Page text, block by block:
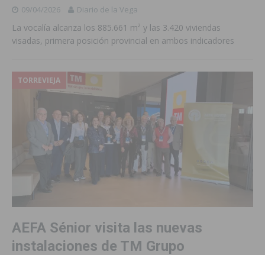
09/04/2026 Diario de la Vega
La vocalía alcanza los 885.661 m² y las 3.420 viviendas
visadas, primera posición provincial en ambos indicadores
TORREVIEJA
AEFA Sénior visita las nuevas
instalaciones de TM Grupo